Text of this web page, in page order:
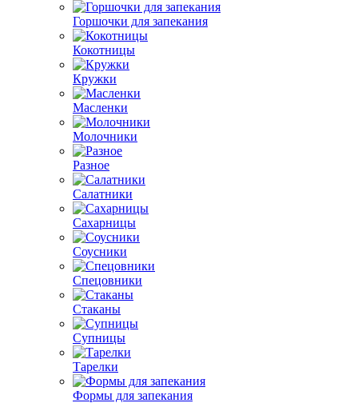
Горшочки для запекания
Кокотницы
Кружки
Масленки
Молочники
Разное
Салатники
Сахарницы
Соусники
Спецовники
Стаканы
Супницы
Тарелки
Формы для запекания